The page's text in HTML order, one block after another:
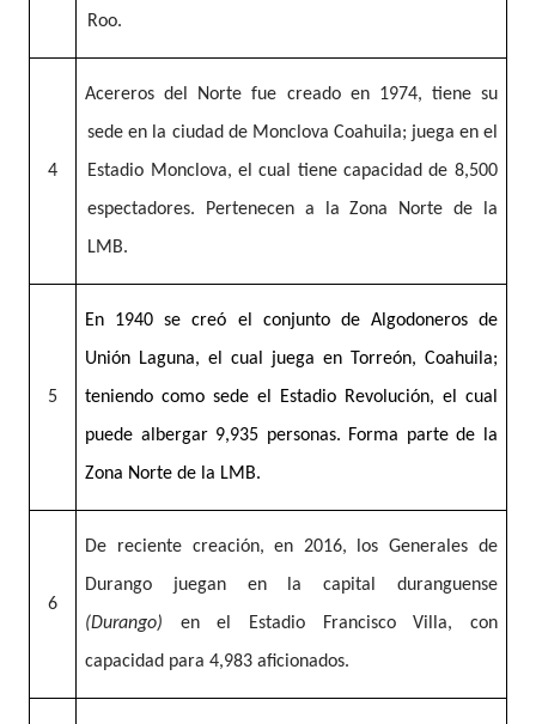
Roo.
4
Acereros del Norte fue creado en 1974, tiene su
sede en la ciudad de Monclova Coahuila; juega en el
Estadio Monclova, el cual tiene capacidad de 8,500
espectadores. Pertenecen a la Zona Norte de la
LMB.
5
En 1940 se creó el conjunto de Algodoneros de
Unión Laguna, el cual juega en Torreón, Coahuila;
teniendo como sede el Estadio Revolución, el cual
puede albergar 9,935 personas. Forma parte de la
Zona Norte de la LMB.
6
De reciente creación, en 2016, los Generales de
Durango juegan en la capital duranguense
(Durango) en el Estadio Francisco Villa, con
capacidad para 4,983 aficionados.